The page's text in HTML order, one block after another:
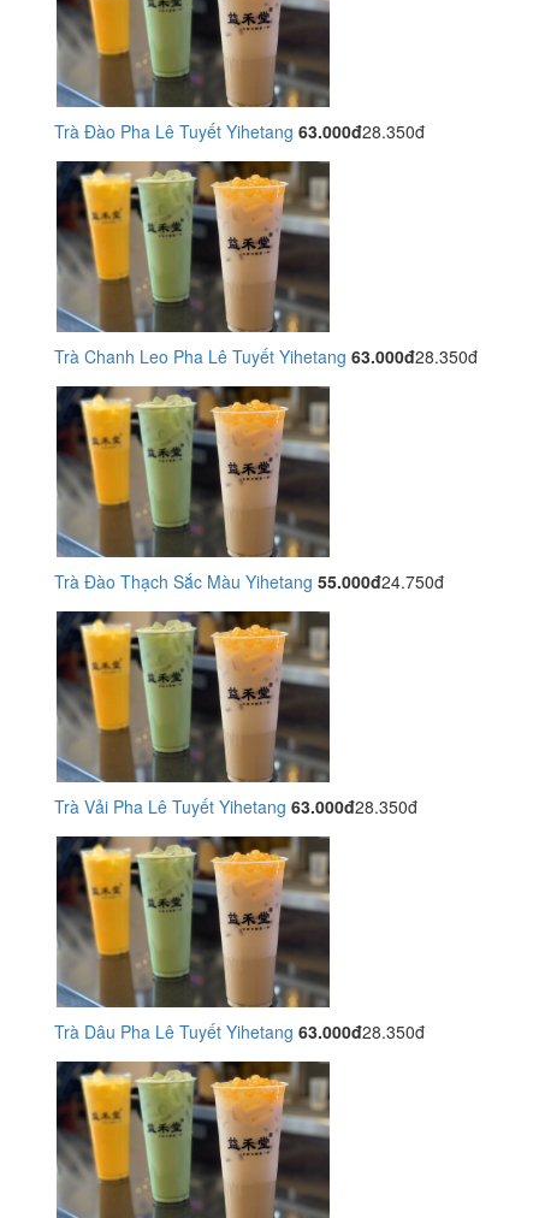
Trà Đào Pha Lê Tuyết Yihetang 63.000đ28.350đ
Trà Chanh Leo Pha Lê Tuyết Yihetang 63.000đ28.350đ
Trà Đào Thạch Sắc Màu Yihetang 55.000đ24.750đ
Trà Vải Pha Lê Tuyết Yihetang 63.000đ28.350đ
Trà Dâu Pha Lê Tuyết Yihetang 63.000đ28.350đ